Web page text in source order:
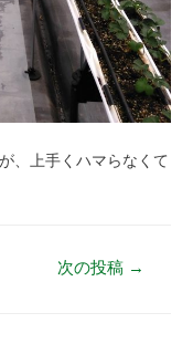
、上手くハマらなくて
次の投稿 →